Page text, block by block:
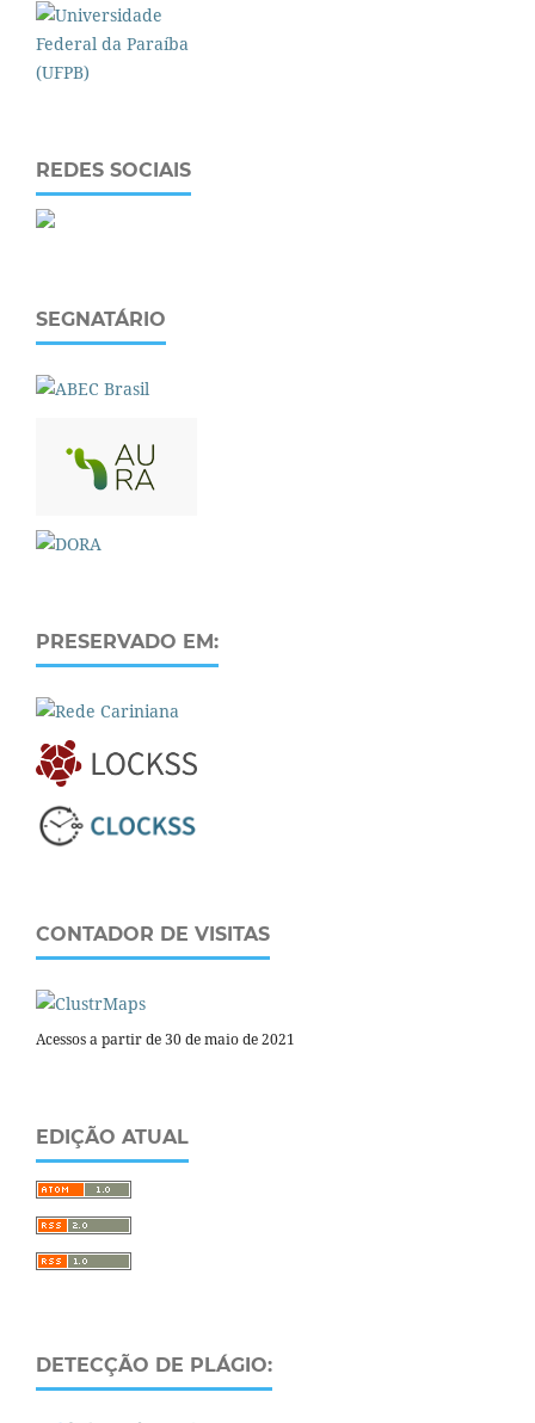
REDES SOCIAIS
SEGNATÁRIO
PRESERVADO EM:
CONTADOR DE VISITAS
Acessos a partir de 30 de maio de 2021
EDIÇÃO ATUAL
DETECÇÃO DE PLÁGIO: